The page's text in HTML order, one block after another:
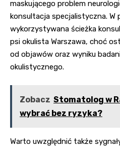
maskującego problem
konsultacja specjalistyczna. W
wykorzystywana ścieżka
psi okulista Warszawa, choć
od objawów oraz wyniku
okulistycznego.
Zobacz Stomatolog w
wybrać bez ryzyka?
Warto uwzględnić także